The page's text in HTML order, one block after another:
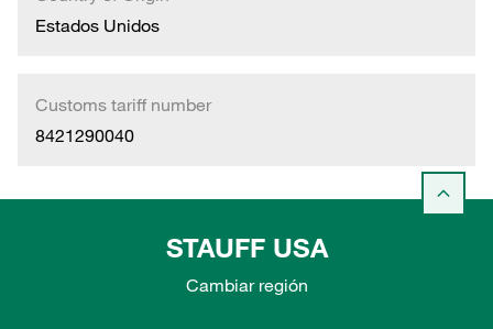
Estados Unidos
Customs tariff number
8421290040
STAUFF USA
Cambiar región